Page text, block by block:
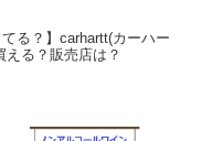
てる？】carhartt(カーハー
える？販売店は？